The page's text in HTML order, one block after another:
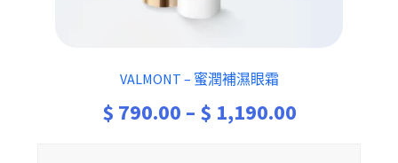
VALMONT – 蜜潤補濕眼霜
$ 790.00 – $ 1,190.00Price